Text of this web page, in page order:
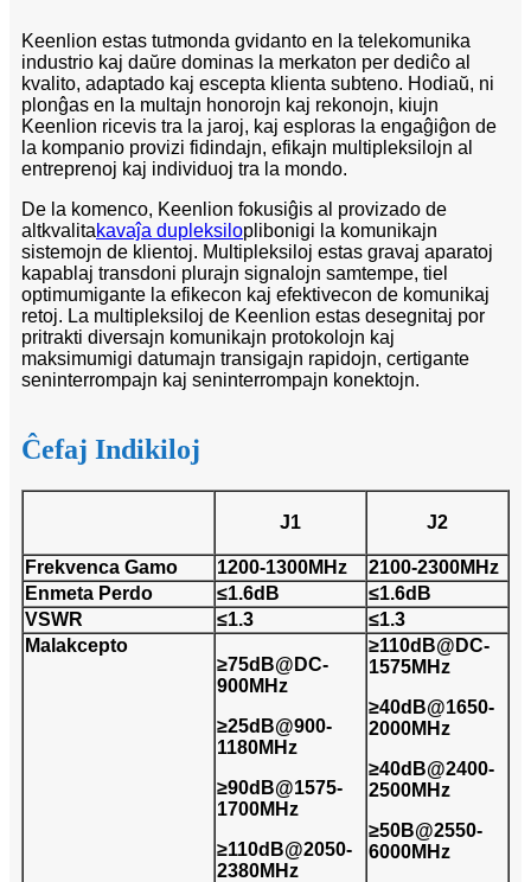
Keenlion estas tutmonda gvidanto en la telekomunika
industrio kaj daŭre dominas la merkaton per dediĉo al
kvalito, adaptado kaj escepta klienta subteno. Hodiaŭ, ni
plonĝas en la multajn honorojn kaj rekonojn, kiujn
Keenlion ricevis tra la jaroj, kaj esploras la engaĝiĝon de
la kompanio provizi fidindajn, efikajn multipleksilojn al
entreprenoj kaj individuoj tra la mondo.
De la komenco, Keenlion fokusiĝis al provizado de
altkvalitakavaĵa dupleksiloplibonigi la komunikajn
sistemojn de klientoj. Multipleksiloj estas gravaj aparatoj
kapablaj transdoni plurajn signalojn samtempe, tiel
optimumigante la efikecon kaj efektivecon de komunikaj
retoj. La multipleksiloj de Keenlion estas desegnitaj por
pritrakti diversajn komunikajn protokolojn kaj
maksimumigi datumajn transigajn rapidojn, certigante
seninterrompajn kaj seninterrompajn konektojn.
Ĉefaj Indikiloj
J1 J2
Frekvenca Gamo 1200-1300MHz
2100-2300MHz
Enmeta Perdo
≤1.6dB
≤1.6dB
VSWR
≤1.3
≤1.3
Malakcepto
≥75dB@DC-
900MHz
≥25dB@900-
1180MHz
≥90dB@1575-
1700MHz
≥110dB@2050-
2380MHz
≥110dB@DC-
1575MHz
≥40dB@1650-
2000MHz
≥40dB@2400-
2500MHz
≥50B@2550-
6000MHz